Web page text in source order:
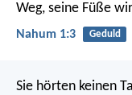
Weg, seine Füße
Nahum 1:3 Geduld
Sie hörten keinen